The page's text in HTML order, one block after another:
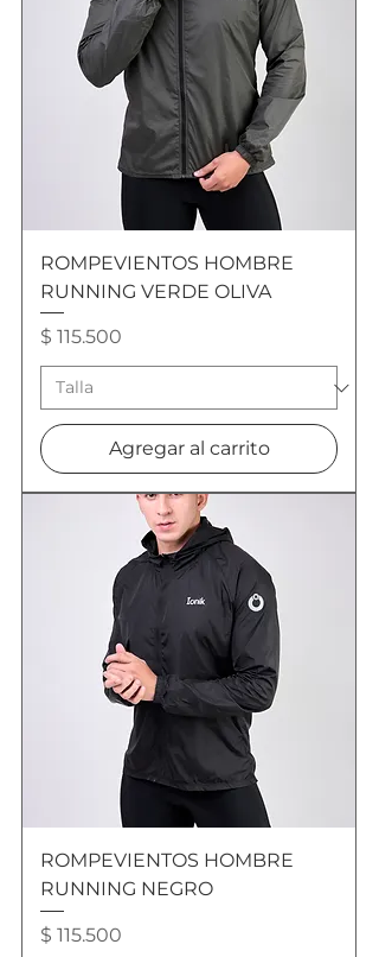
ROMPEVIENTOS HOMBRE
RUNNING VERDE OLIVA
Precio
$ 115.500
Agregar al carrito
ROMPEVIENTOS HOMBRE
RUNNING NEGRO
Precio
$ 115.500